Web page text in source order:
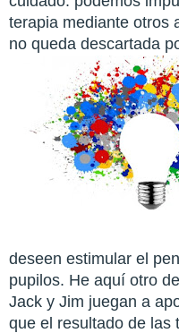
terapia mediante otros
no queda descartada
deseen estimular el
pupilos. He aquí otro
Jack y Jim juegan a
que el resultado de las